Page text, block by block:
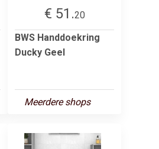
€ 51.20
BWS Handdoekring
Ducky Geel
Meerdere shops